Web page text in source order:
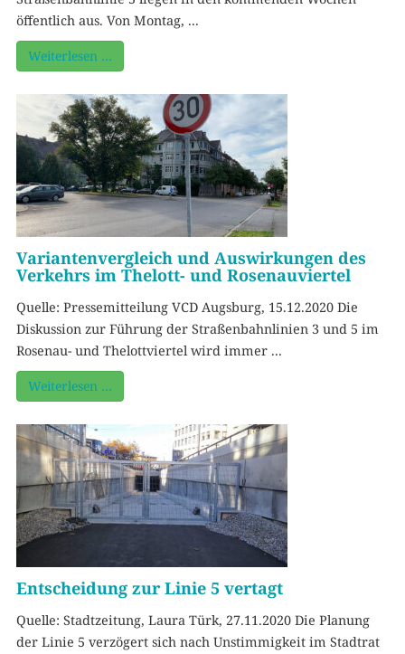
öffentlich aus. Von Montag, ...
Weiterlesen …
Variantenvergleich und Auswirkungen des
Verkehrs im Thelott- und Rosenauviertel
Quelle: Pressemitteilung VCD Augsburg, 15.12.2020 Die
Diskussion zur Führung der Straßenbahnlinien 3 und 5 im
Rosenau- und Thelottviertel wird immer ...
Weiterlesen …
Entscheidung zur Linie 5 vertagt
Quelle: Stadtzeitung, Laura Türk, 27.11.2020 Die Planung
der Linie 5 verzögert sich nach Unstimmigkeit im Stadtrat